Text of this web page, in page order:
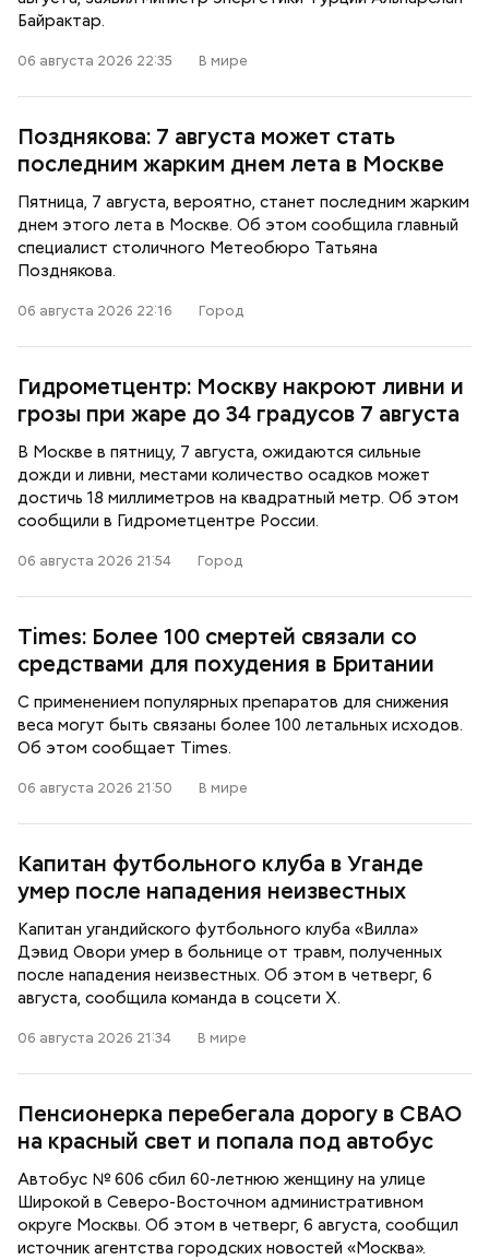
Байрактар.
06 августа 2026 22:35 В мире
Позднякова: 7 августа может стать
последним жарким днем лета в Москве
Пятница, 7 августа, вероятно, станет последним жарким
днем этого лета в Москве. Об этом сообщила главный
специалист столичного Метеобюро Татьяна
Позднякова.
06 августа 2026 22:16 Город
Гидрометцентр: Москву накроют ливни и
грозы при жаре до 34 градусов 7 августа
В Москве в пятницу, 7 августа, ожидаются сильные
дожди и ливни, местами количество осадков может
достичь 18 миллиметров на квадратный метр. Об этом
сообщили в Гидрометцентре России.
06 августа 2026 21:54 Город
Times: Более 100 смертей связали со
средствами для похудения в Британии
С применением популярных препаратов для снижения
веса могут быть связаны более 100 летальных исходов.
Об этом сообщает Times.
06 августа 2026 21:50 В мире
Капитан футбольного клуба в Уганде
умер после нападения неизвестных
Капитан угандийского футбольного клуба «Вилла»
Дэвид Овори умер в больнице от травм, полученных
после нападения неизвестных. Об этом в четверг, 6
августа, сообщила команда в соцсети X.
06 августа 2026 21:34 В мире
Пенсионерка перебегала дорогу в СВАО
на красный свет и попала под автобус
Автобус № 606 сбил 60-летнюю женщину на улице
Широкой в Северо-Восточном административном
округе Москвы. Об этом в четверг, 6 августа, сообщил
источник агентства городских новостей «Москва».